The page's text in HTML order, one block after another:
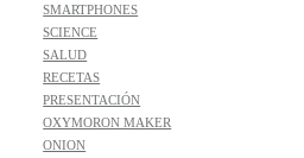
SMARTPHONES
SCIENCE
SALUD
RECETAS
PRESENTACIÓN
OXYMORON MAKER
ONION